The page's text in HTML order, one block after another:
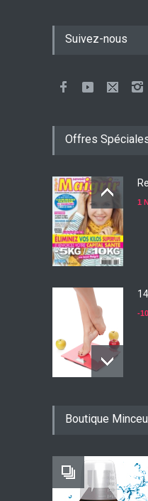
Suivez-nous
Offres
1
-
-
Boutique